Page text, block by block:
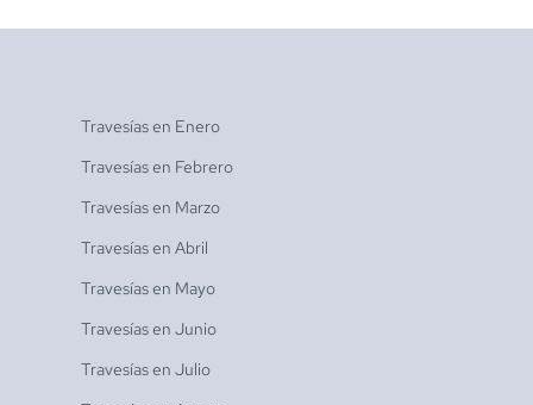
Travesías en Enero
Travesías en Febrero
Travesías en Marzo
Travesías en Abril
Travesías en Mayo
Travesías en Junio
Travesías en Julio